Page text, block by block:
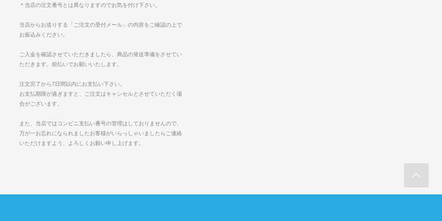
＊当店の注文番号とは異なりますのでお気を付け下さい。
当店からお送りする「ご注文の受付メール」の内容をご確認の上で
お振込みください。
ご入金を確認させていただきましたら、商品の発送準備をさせてい
ただきます。前払いでお願いいたします。
注文完了から7日間以内にお支払い下さい。
お支払期限が過ぎますと、ご注文はキャンセルとさせていただく場
合がございます。
また、当店ではコンビニ支払い番号の管理はしておりませんので、
万が一お忘れになられましたお客様がいらっしゃいましたらご連絡
いただけますよう、よろしくお願い申し上げます。